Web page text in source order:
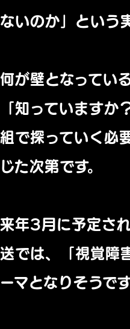
ないのか」という
何が壁となってい
「知っていますか
組で探っていく必
じた次第です。
来年3月に予定さ
送では、「視覚障
ーマとなりそうです